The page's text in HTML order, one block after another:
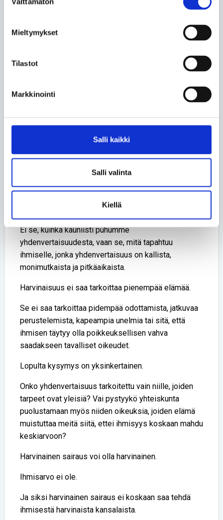
valinta
Mieltymykset
Tilastot
Markkinointi
Salli kaikki
Salli valinta
Kiellä
Silloin ei säästetä vain euroja. Silloin kavennetaan
Harvinaissairas ihminen ei tarvitse yhteiskunnalta
sankaritarinaa eikä sääliä. Hän tarvitsee järjestelmän,
joka tunnistaa oikeudet myös silloin, kun elämä ei
Hän tarvitsee ammattilaisia, jotka uskaltavat sanoa:
ihmisestä vähemmän aikuista, vähemmän uskottavaa
tai vähemmän kansalaista.
Tämä on oikeusperustaisen ajattelun todellinen koe.
Ei se, kuinka kauniisti puhumme
yhdenvertaisuudesta, vaan se, mitä tapahtuu
ihmiselle, jonka yhdenvertaisuus on kallista,
monimutkaista ja pitkäaikaista.
Harvinaisuus ei saa tarkoittaa pienempää elämää.
Se ei saa tarkoittaa pidempää odottamista, jatkuvaa
perustelemista, kapeampia unelmia tai sitä, että
ihmisen täytyy olla poikkeuksellisen vahva
saadakseen tavalliset oikeudet.
Lopulta kysymys on yksinkertainen.
Onko yhdenvertaisuus tarkoitettu vain niille, joiden
tarpeet ovat yleisiä? Vai pystyykö yhteiskunta
puolustamaan myös niiden oikeuksia, joiden elämä
muistuttaa meitä siitä, ettei ihmisyys koskaan mahdu
keskiarvoon?
Harvinainen sairaus voi olla harvinainen.
Ihmisarvo ei ole.
Ja siksi harvinainen sairaus ei koskaan saa tehdä
ihmisestä harvinaista kansalaista.